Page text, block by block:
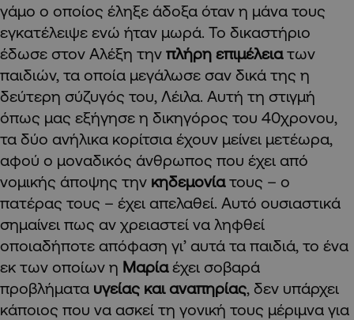
γάμο ο οποίος έληξε άδοξα όταν η μάνα τους
εγκατέλειψε ενώ ήταν μωρά. Το δικαστήριο
έδωσε στον Αλέξη την πλήρη επιμέλειατων
παιδιών, τα οποία μεγάλωσε σαν δικά της η
δεύτερη σύζυγός του, Λέιλα. Αυτή τη στιγμή
όπως μας εξήγησε η δικηγόρος του 40χρονου,
τα δύο ανήλικα κορίτσια έχουν μείνει μετέωρα,
αφού ο μοναδικός άνθρωπος που έχει από
νομικής άποψης την κηδεμονίατους – ο
πατέρας τους – έχει απελαθεί. Αυτό ουσιαστικά
σημαίνει πως αν χρειαστεί να ληφθεί
οποιαδήποτε απόφαση γι’ αυτά τα παιδιά, το ένα
εκ των οποίων η Μαρίαέχει σοβαρά
προβλήματα υγείας και αναπηρίας , δεν υπάρχει
κάποιος που να ασκεί τη γονική τους μέριμνα για